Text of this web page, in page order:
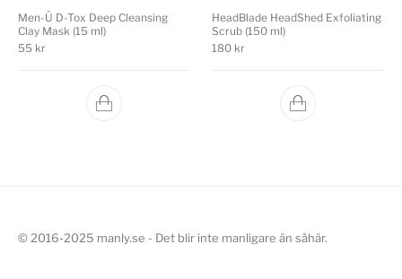
Men-Ü D-Tox Deep Cleansing
Clay Mask (15 ml)
55 kr
HeadBlade HeadShed Exfoliating
Scrub (150 ml)
180 kr
© 2016-2025 manly.se - Det blir inte manligare än såhär.